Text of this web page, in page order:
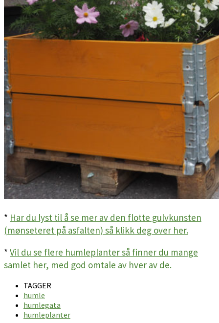
* Har du lyst til å se mer av den flotte gulvkunsten
(mønseteret på asfalten) så klikk deg over her.
* Vil du se flere humleplanter så finner du mange
samlet her, med god omtale av hver av de.
TAGGER
humle
humlegata
humleplanter